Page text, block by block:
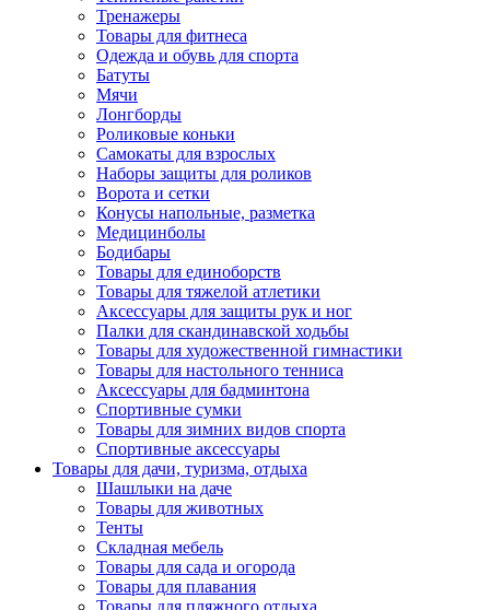
Тренажеры
Товары для фитнеса
Одежда и обувь для спорта
Батуты
Мячи
Лонгборды
Роликовые коньки
Самокаты для взрослых
Наборы защиты для роликов
Ворота и сетки
Конусы напольные, разметка
Медицинболы
Бодибары
Товары для единоборств
Товары для тяжелой атлетики
Аксессуары для защиты рук и ног
Палки для скандинавской ходьбы
Товары для художественной гимнастики
Товары для настольного тенниса
Аксессуары для бадминтона
Спортивные сумки
Товары для зимних видов спорта
Спортивные аксессуары
Товары для дачи, туризма, отдыха
Шашлыки на даче
Товары для животных
Тенты
Складная мебель
Товары для сада и огорода
Товары для плавания
Товары для пляжного отдыха